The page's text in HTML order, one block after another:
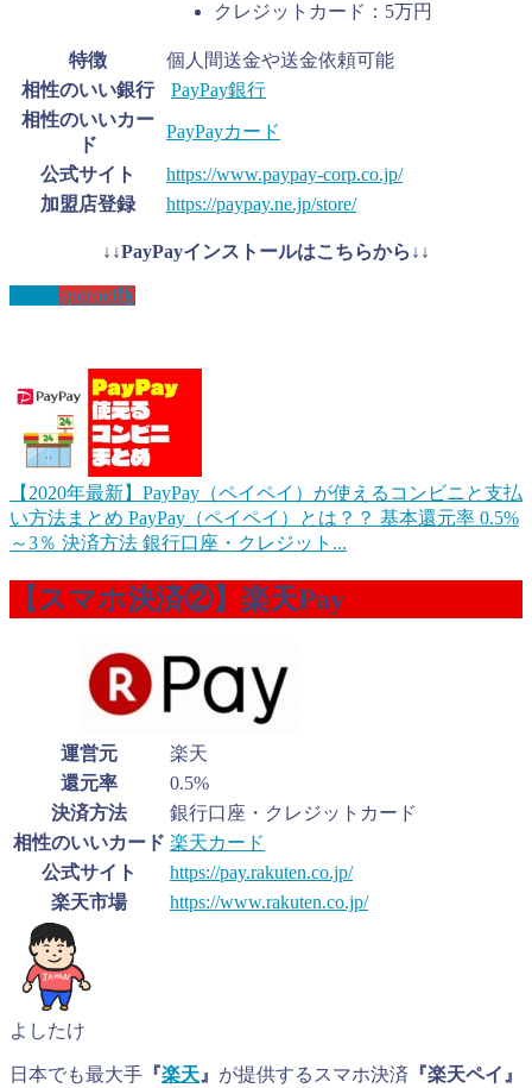
クレジットカード：5万円
特徴
個人間送金や送金依頼可能
相性のいい銀行
PayPay銀行
相性のいいカー
ド
PayPayカード
公式サイト
https://www.paypay-corp.co.jp/
加盟店登録
https://paypay.ne.jp/store/
↓↓PayPayインストールはこちらから↓↓
android版
【2020年最新】PayPay（ペイペイ）が使えるコンビニと支払
い方法まとめ PayPay（ペイペイ）とは？？ 基本還元率 0.5%
～3％ 決済方法 銀行口座・クレジット...
【スマホ決済②】楽天Pay
運営元
楽天
還元率
0.5%
決済方法
銀行口座・クレジットカード
相性のいいカード 楽天カード
公式サイト
https://pay.rakuten.co.jp/
楽天市場
https://www.rakuten.co.jp/
よしたけ
日本でも最大手 『楽天 』 が提供するスマホ決済 『楽天ペイ』